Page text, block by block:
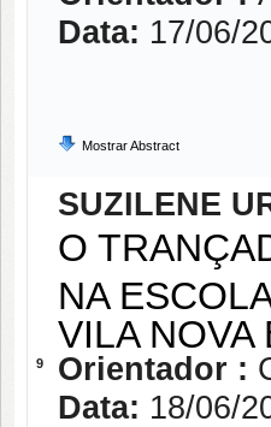
Data: 17/06/
Mostrar Abstract
9
SUZILENE
O
NA
VILA NOVA
Orientador :
Data: 18/06/